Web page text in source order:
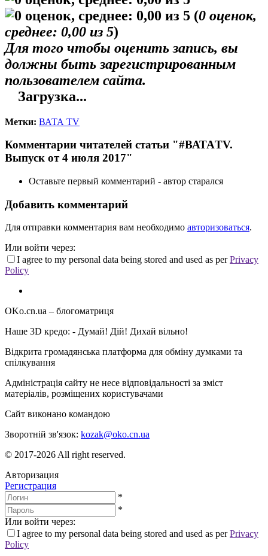
(0 оценок,
среднее: 0,00 из 5)
Для того чтобы оценить запись, вы
должны быть зарегистрированным
пользователем сайта.
Загрузка...
Метки: ВАТА TV
Комментарии читателей статьи "#ВАТАTV.
Выпуск от 4 июля 2017"
Оставьте первый комментарий - автор старался
Добавить комментарий
Для отправки комментария вам необходимо авторизоваться.
Или войти через:
I agree to my personal data being stored and used as perPrivacy
Policy
OKo.cn.ua – блогоматриця
Наше 3D кредо: - Думай! Дій! Дихай вільно!
Відкрита громадянська платформа для обміну думками та
спілкування
Адміністрація сайту не несе відповідальності за зміст
матеріалів, розміщених користувачами
Сайт виконано командою
Зворотній зв'язок: kozak@oko.cn.ua
© 2017-2026 All right reserved.
Авторизация
Регистрация
*
*
Или войти через:
I agree to my personal data being stored and used as perPrivacy
Policy